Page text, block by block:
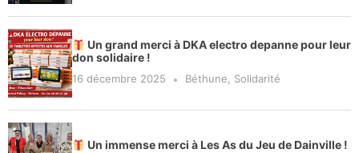
Un grand merci à DKA electro depanne pour leur
don solidaire !
16 décembre 2025 Béthune Solidarité
Un immense merci à Les As du Jeu de Dainville !